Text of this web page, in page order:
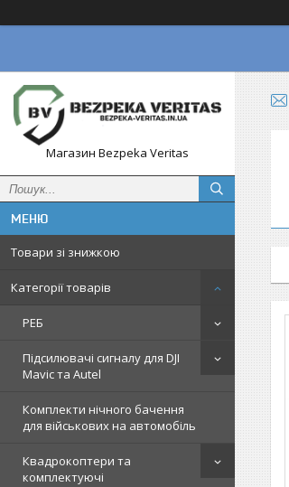
Магазин Bezpeka Veritas
Товари зі знижкою
Категорії товарів
РЕБ
Підсилювачі сигналу для DJI
Mavic та Autel
Комплекти нічного бачення
для військових на автомобіль
Квадрокоптери та
комплектуючі